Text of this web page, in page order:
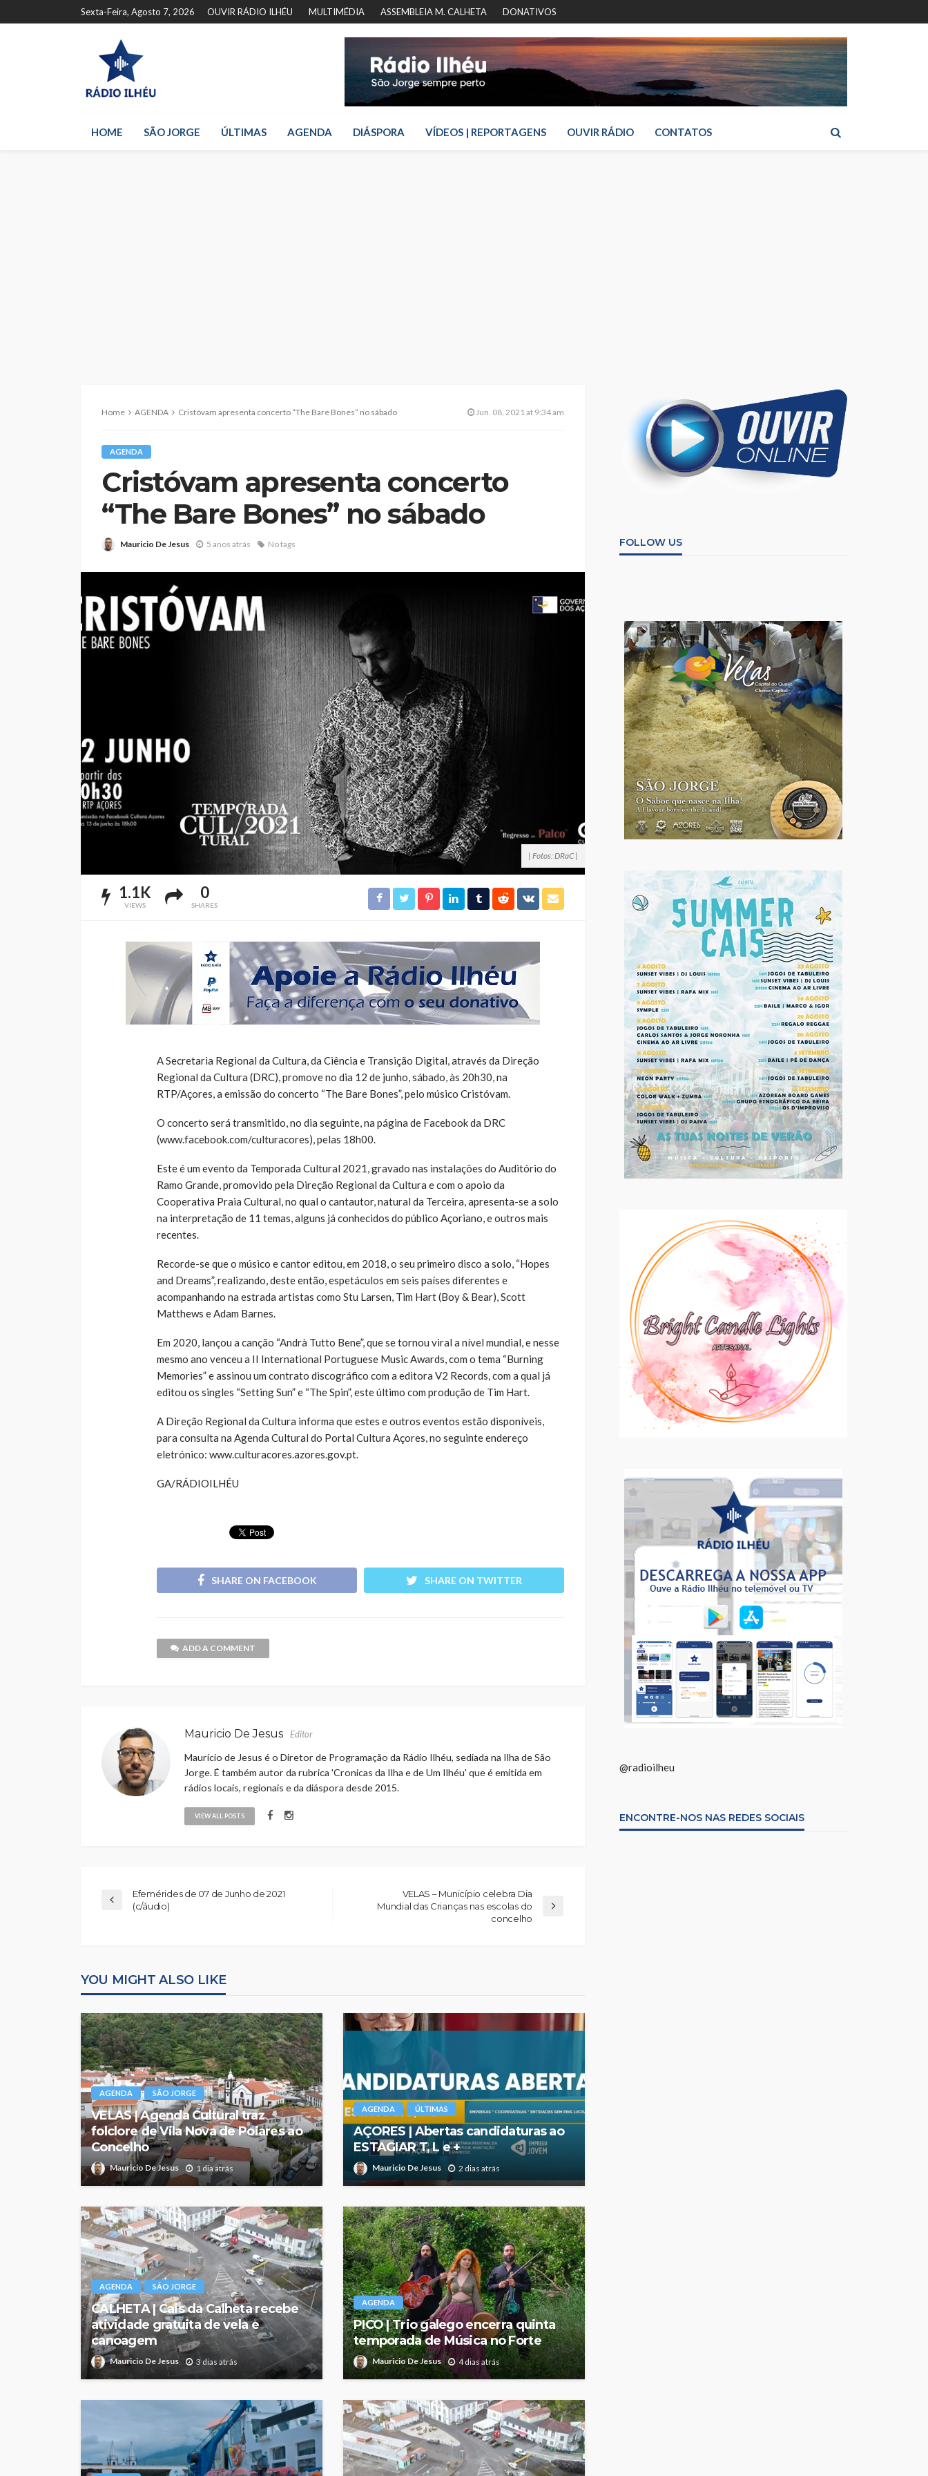
Sexta-Feira, Agosto 7, 2026 OUVIR RÁDIO ILHÉU MULTIMÉDIA ASSEMBLEIA M. CALHETA DONATIVOS
HOME SÃO JORGE ÚLTIMAS AGENDA DIÁSPORA VÍDEOS | REPORTAGENS OUVIR RÁDIO CONTATOS
Home AGENDA Cristóvam apresenta concerto “The Bare Bones” no sábado Jun. 08, 2021 at 9:34 am
AGENDA
Cristóvam apresenta concerto
“The Bare Bones” no sábado
Mauricio De Jesus 5 anos atrás No tags
| Fotos: DRaC |
1.1K
VIEWS
0
SHARES
A Secretaria Regional da Cultura, da Ciência e Transição Digital, através da Direção
Regional da Cultura (DRC), promove no dia 12 de junho, sábado, às 20h30, na
RTP/Açores, a emissão do concerto “The Bare Bones”, pelo músico Cristóvam.
O concerto será transmitido, no dia seguinte, na página de Facebook da DRC
(www.facebook.com/culturacores), pelas 18h00.
Este é um evento da Temporada Cultural 2021, gravado nas instalações do Auditório do
Ramo Grande, promovido pela Direção Regional da Cultura e com o apoio da
Cooperativa Praia Cultural, no qual o cantautor, natural da Terceira, apresenta-se a solo
na interpretação de 11 temas, alguns já conhecidos do público Açoriano, e outros mais
recentes.
Recorde-se que o músico e cantor editou, em 2018, o seu primeiro disco a solo, “Hopes
and Dreams”, realizando, deste então, espetáculos em seis países diferentes e
acompanhando na estrada artistas como Stu Larsen, Tim Hart (Boy & Bear), Scott
Matthews e Adam Barnes.
Em 2020, lançou a canção “Andrà Tutto Bene”, que se tornou viral a nível mundial, e nesse
mesmo ano venceu a II International Portuguese Music Awards, com o tema “Burning
Memories” e assinou um contrato discográfico com a editora V2 Records, com a qual já
editou os singles “Setting Sun” e “The Spin”, este último com produção de Tim Hart.
A Direção Regional da Cultura informa que estes e outros eventos estão disponíveis,
para consulta na Agenda Cultural do Portal Cultura Açores, no seguinte endereço
eletrónico: www.culturacores.azores.gov.pt.
GA/RÁDIOILHÉU
SHARE ON FACEBOOK SHARE ON TWITTER
ADD A COMMENT
Mauricio De Jesus Editor
Maurício de Jesus é o Diretor de Programação da Rádio Ilhéu, sediada na Ilha de São
Jorge. É também autor da rubrica 'Cronicas da Ilha e de Um Ilhéu' que é emitida em
rádios locais, regionais e da diáspora desde 2015.
VIEW ALL POSTS
Efemérides de 07 de Junho de 2021
(c/áudio)
VELAS – Município celebra Dia
Mundial das Crianças nas escolas do
concelho
YOU MIGHT ALSO LIKE
AGENDA SÃO JORGE
VELAS | Agenda Cultural traz
folclore de Vila Nova de Poiares ao
Concelho
Mauricio De Jesus 1 dia atrás
AGENDA ÚLTIMAS
AÇORES | Abertas candidaturas ao
ESTAGIAR T, L e +
Mauricio De Jesus 2 dias atrás
AGENDA SÃO JORGE
CALHETA | Cais da Calheta recebe
atividade gratuita de vela e
canoagem
Mauricio De Jesus 3 dias atrás
AGENDA
PICO | Trio galego encerra quinta
temporada de Música no Forte
Mauricio De Jesus 4 dias atrás
FOLLOW US
@radioilheu
ENCONTRE-NOS NAS REDES SOCIAIS